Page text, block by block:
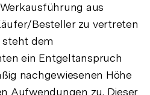
aus
Besteller zu vertreten
steht dem
ein Entgeltanspruch
nachgewiesenen Höhe
Aufwendungen zu. Dieser